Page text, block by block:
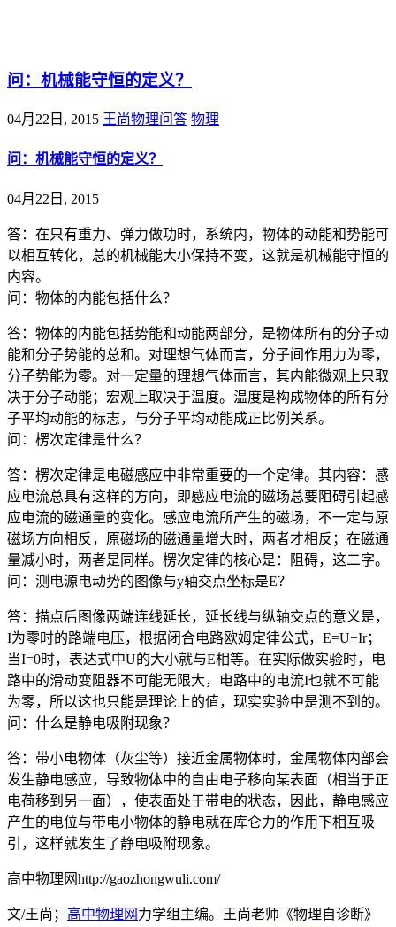
问：机械能守恒的定义？
04月22日, 2015 王尚物理问答 物理
问：机械能守恒的定义？
04月22日, 2015
答：在只有重力、弹力做功时，系统内，物体的动能和势能可
以相互转化，总的机械能大小保持不变，这就是机械能守恒的
内容。
问：物体的内能包括什么？
答：物体的内能包括势能和动能两部分，是物体所有的分子动
能和分子势能的总和。对理想气体而言，分子间作用力为零，
分子势能为零。对一定量的理想气体而言，其内能微观上只取
决于分子动能；宏观上取决于温度。温度是构成物体的所有分
子平均动能的标志，与分子平均动能成正比例关系。
问：楞次定律是什么？
答：楞次定律是电磁感应中非常重要的一个定律。其内容：感
应电流总具有这样的方向，即感应电流的磁场总要阻碍引起感
应电流的磁通量的变化。感应电流所产生的磁场，不一定与原
磁场方向相反，原磁场的磁通量增大时，两者才相反；在磁通
量减小时，两者是同样。楞次定律的核心是：阻碍，这二字。
问：测电源电动势的图像与y轴交点坐标是E？
答：描点后图像两端连线延长，延长线与纵轴交点的意义是，
I为零时的路端电压，根据闭合电路欧姆定律公式，E=U+Ir；
当I=0时，表达式中U的大小就与E相等。在实际做实验时，电
路中的滑动变阻器不可能无限大，电路中的电流I也就不可能
为零，所以这也只能是理论上的值，现实实验中是测不到的。
问：什么是静电吸附现象？
答：带小电物体（灰尘等）接近金属物体时，金属物体内部会
发生静电感应，导致物体中的自由电子移向某表面（相当于正
电荷移到另一面），使表面处于带电的状态，因此，静电感应
产生的电位与带电小物体的静电就在库仑力的作用下相互吸
引，这样就发生了静电吸附现象。
高中物理网http://gaozhongwuli.com/
文/王尚； 高中物理网 力学组主编。王尚老师《物理自诊断》